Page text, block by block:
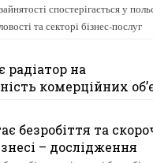
спостерігається у
та секторі бізнес-послуг
на
комерційних
безробіття та
– дослідження